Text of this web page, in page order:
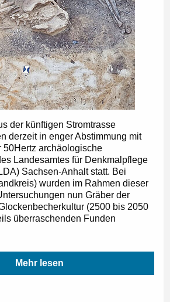
der künftigen Stromtrasse
derzeit in enger Abstimmung mit
50Hertz archäologische
Landesamtes für Denkmalpflege
Sachsen-Anhalt statt. Bei
wurden im Rahmen dieser
nun Gräber der
(2500 bis 2050
überraschenden Funden
Mehr lesen